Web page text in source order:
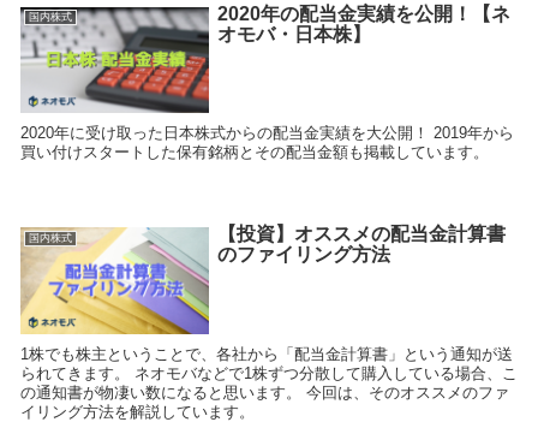
国内株式
2020年の配当金実績を公開！【ネ
オモバ・日本株】
2020年に受け取った日本株式からの配当金実績を大公開！ 2019年から
買い付けスタートした保有銘柄とその配当金額も掲載しています。
国内株式
【投資】オススメの配当金計算書
のファイリング方法
1株でも株主ということで、各社から「配当金計算書」という通知が送
られてきます。 ネオモバなどで1株ずつ分散して購入している場合、こ
の通知書が物凄い数になると思います。 今回は、そのオススメのファ
イリング方法を解説しています。